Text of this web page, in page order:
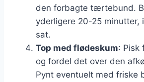
den forbagte tærtebund.
yderligere 20-25 minutter,
sat.
Top med flødeskum: Pisk
og fordel det over den
Pynt eventuelt med friske